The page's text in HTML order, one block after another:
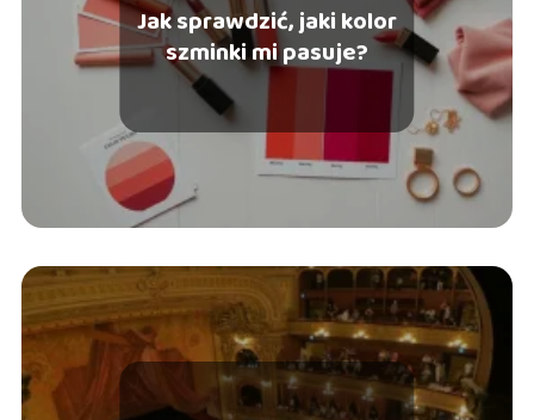
Jak sprawdzić, jaki kolor
szminki mi pasuje?